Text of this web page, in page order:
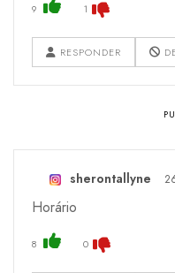
9 1
RESPONDER
sherontallyne
Horário
8 0